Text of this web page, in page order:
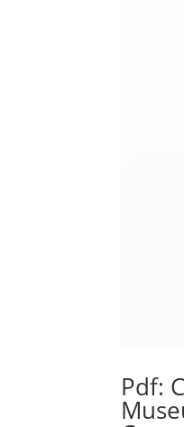
Pdf: